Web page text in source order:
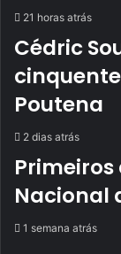
21 horas atrás
Cédric
Poutena
2 dias atrás
Nacional
1 semana atrás